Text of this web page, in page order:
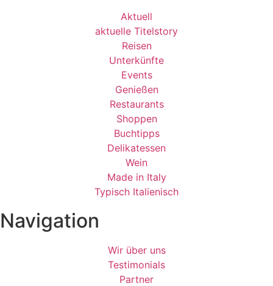
Aktuell
aktuelle Titelstory
Reisen
Unterkünfte
Events
Genießen
Restaurants
Shoppen
Buchtipps
Delikatessen
Wein
Made in Italy
Typisch Italienisch
Navigation
Wir über uns
Testimonials
Partner